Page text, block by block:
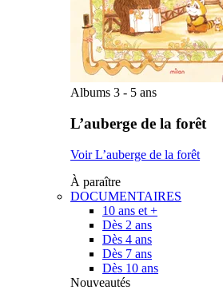
Albums 3 - 5 ans
L’auberge de la forêt
Voir L’auberge de la forêt
À paraître
DOCUMENTAIRES
10 ans et +
Dès 2 ans
Dès 4 ans
Dès 7 ans
Dès 10 ans
Nouveautés